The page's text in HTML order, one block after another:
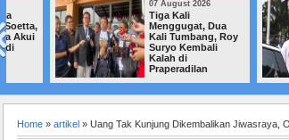
07 August 2026
Tiga Kali
Menggugat, Dua
Kali Tumbang, Roy
Suryo Kembali
Kalah di
Praperadilan
Home » artikel » Uang Tak Kunjung Dikembalikan Jiwasraya,